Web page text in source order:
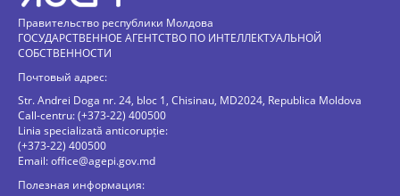
Правительство республики Молдова
ГОСУДАРСТВЕННОЕ АГЕНТСТВО ПО ИНТЕЛЛЕКТУАЛЬНОЙ
СОБСТВЕННОСТИ
Почтовый адрес:
Str. Andrei Doga nr. 24, bloc 1, Chisinau, MD2024, Republica Moldova
Call-centru: (+373-22) 400500
Linia specializată anticorupție:
(+373-22) 400500
Email:office@agepi.gov.md
Полезная информация: